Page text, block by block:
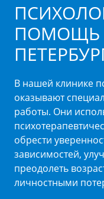
ПОМОЩЬ
В нашей клинике
оказывают
работы. Они
обрести
зависимостей,
преодолеть
личностными